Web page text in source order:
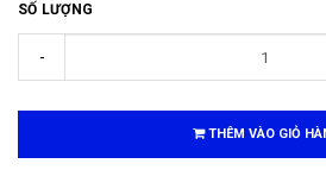
SỐ LƯỢNG
-
THÊM VÀO GIỎ